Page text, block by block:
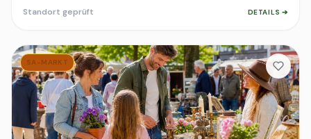
Standort geprüft DETAILS ➔
SA-MARKT